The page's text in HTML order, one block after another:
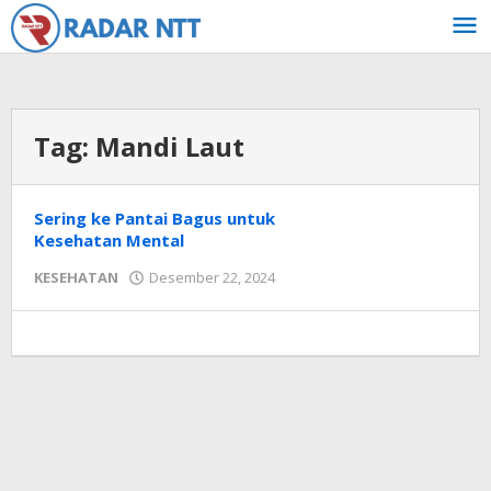
Lewati
ke
konten
Tag: Mandi Laut
Sering ke Pantai Bagus untuk
Kesehatan Mental
KESEHATAN Desember 22, 2024
NTT